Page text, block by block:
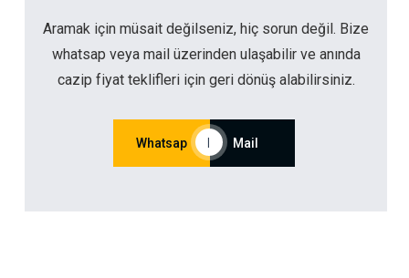
Aramak için müsait değilseniz, hiç sorun değil. Bize
whatsap veya mail üzerinden ulaşabilir ve anında
cazip fiyat teklifleri için geri dönüş alabilirsiniz.
Whatsap Mail